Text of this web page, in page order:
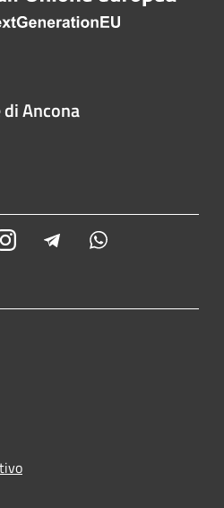
Ancona
Instagram Telegram